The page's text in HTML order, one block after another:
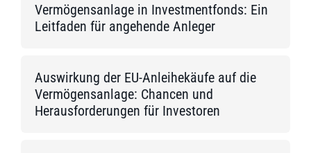
Vermögensanlage in Investmentfonds: Ein
Leitfaden für angehende Anleger
Auswirkung der EU-Anleihekäufe auf die
Vermögensanlage: Chancen und
Herausforderungen für Investoren